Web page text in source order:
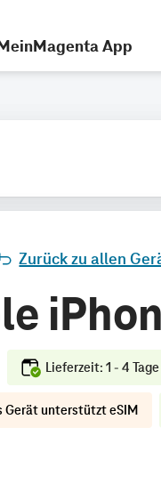
App
Zurück zu allen
Lieferzeit: 1 - 4 Tage
Gerät unterstützt eSIM